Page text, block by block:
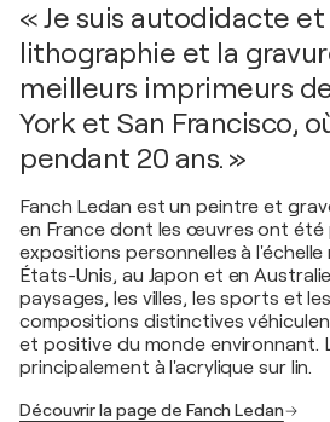
« Je suis autodidacte et
lithographie et la
meilleurs imprimeurs
York et San Francisco,
pendant 20 ans. »
Fanch Ledan est un peintre et
en France dont les œuvres ont été
expositions personnelles à l'échelle
États-Unis, au Japon et en
paysages, les villes, les sports et
compositions distinctives
et positive du monde environnant.
principalement à l'acrylique sur lin.
Découvrir la page de Fanch Ledan